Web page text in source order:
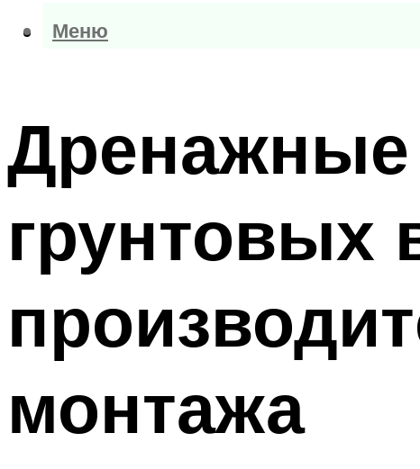
Меню
Меню
Дренажные
грунтовых
монтажа